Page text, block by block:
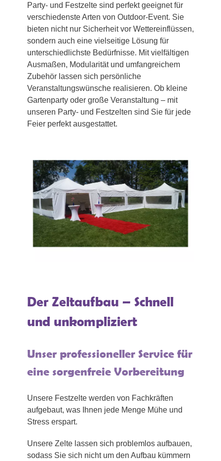
Party- und Festzelte sind perfekt geeignet für
verschiedenste Arten von Outdoor-Event. Sie
bieten nicht nur Sicherheit vor Wettereinflüssen,
sondern auch eine vielseitige Lösung für
unterschiedlichste Bedürfnisse. Mit vielfältigen
Ausmaßen, Modularität und umfangreichem
Zubehör lassen sich persönliche
Veranstaltungswünsche realisieren. Ob kleine
Gartenparty oder große Veranstaltung – mit
unseren Party- und Festzelten sind Sie für jede
Feier perfekt ausgestattet.
Der Zeltaufbau – Schnell
und unkompliziert
Unser professioneller Service für
eine sorgenfreie Vorbereitung
Unsere Festzelte werden von Fachkräften
aufgebaut, was Ihnen jede Menge Mühe und
Stress erspart.
Unsere Zelte lassen sich problemlos aufbauen,
sodass Sie sich nicht um den Aufbau kümmern